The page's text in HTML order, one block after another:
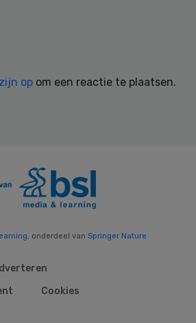
op om een reactie te plaatsen.
, onderdeel van Springer Nature
Cookies